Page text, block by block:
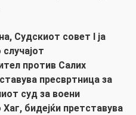
Судскиот совет I ја
против Салих
пресвртница за
суд за воени
бидејќи претставува